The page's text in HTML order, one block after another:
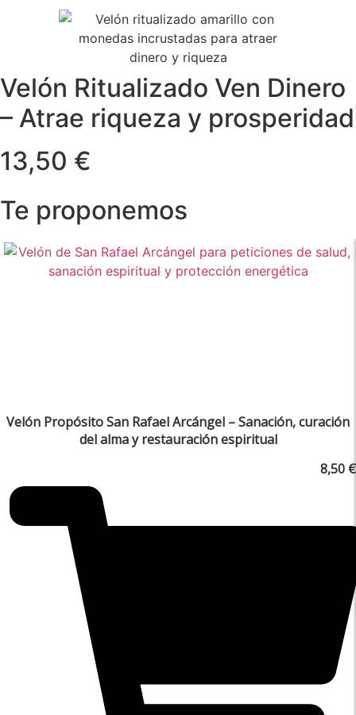
Velón Ritualizado Ven Dinero
– Atrae riqueza y prosperidad
13,50 €
Te proponemos
Velón Propósito San Rafael Arcángel – Sanación, curación
del alma y restauración espiritual
8,50 €